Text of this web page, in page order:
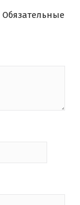
Обязательные